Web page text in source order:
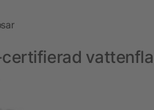
certifierad